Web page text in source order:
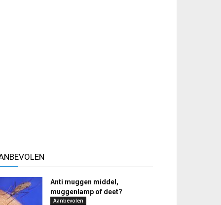
Anti muggen middel,
muggenlamp of deet?
Aanbevolen